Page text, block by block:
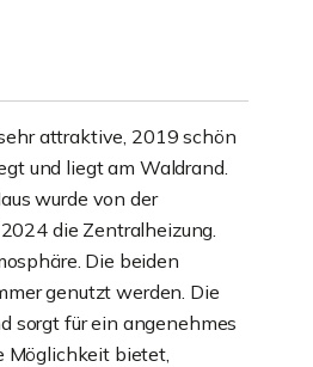
attraktive, 2019 schön
und liegt am Waldrand.
wurde von der
die Zentralheizung.
Die beiden
genutzt werden. Die
sorgt für ein angenehmes
Möglichkeit bietet,